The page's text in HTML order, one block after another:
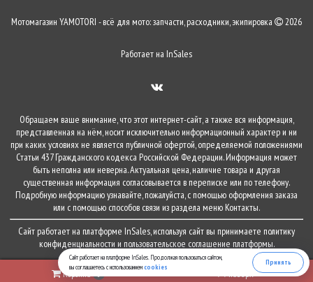
Мотомагазин YAMOTORI - всё для мото: запчасти, расходники, экипировка 2026
Работает на InSales
Обращаем ваше внимание, что этот интернет-сайт, а также вся информация,
представленная на нём, носит исключительно информационный характер и ни
при каких условиях не является публичной офертой, определяемой положениями
Статьи 437 Гражданского кодекса Российской Федерации. Информация может
быть неполна или неверна. Актуальная цена, наличие товара и другая
существенная информация согласовывается в переписке или по телефону.
Подробную информацию узнавайте, пожалуйста, с помощью оформления заказа
или с помощью способов связи из раздела меню Контакты.
Сайт работает на платформе InSales, используя сайт вы принимаете политику
конфиденциальности и пользовательское соглашение платформы.
Сайт работает на платформе InSales. Продолжая пользоваться сайтом,
вы соглашаетесь с использованиемcookies
Принять
Корзина 0 наверх